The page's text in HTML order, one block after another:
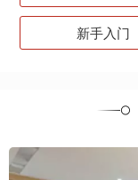
新手入门